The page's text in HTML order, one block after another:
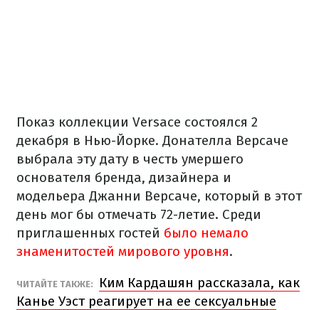
Показ коллекции Versace состоялся 2
декабря в Нью-Йорке. Донателла Версаче
выбрала эту дату в честь умершего
основателя бренда, дизайнера и
модельера Джанни Версаче, который в этот
день мог бы отмечать 72-летие. Среди
приглашенных гостей было немало
знаменитостей мирового уровня.
ЧИТАЙТЕ ТАКЖЕ:
Ким Кардашян рассказала, как
Канье Уэст реагирует на ее сексуальные